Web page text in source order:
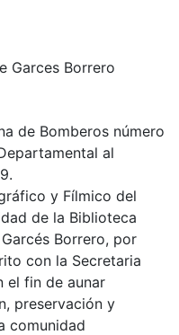
Garces Borrero
de Bomberos número
al
y Fílmico del
de la Biblioteca
Borrero, por
con la Secretaria
el fin de aunar
preservación y
comunidad